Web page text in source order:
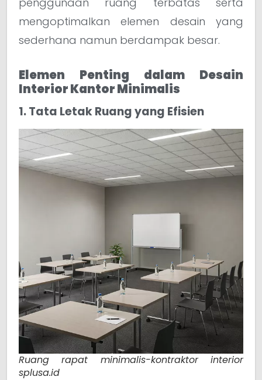
mengoptimalkan elemen desain yang
sederhana namun berdampak besar.
Elemen Penting dalam Desain
Interior Kantor Minimalis
1. Tata Letak Ruang yang Efisien
Ruang rapat minimalis-kontraktor interior
splusa.id